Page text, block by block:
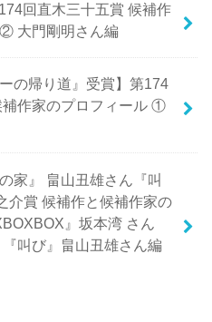
回直木三十五賞 候補作
大門剛明さん編
の帰り道』受賞】第174
補作家のプロフィール ①
家』 畠山丑雄さん『叫
介賞 候補作と候補作家の
』坂本湾 さん
『叫び』畠山丑雄さん編